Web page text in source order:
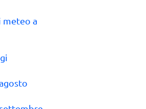
meteo a